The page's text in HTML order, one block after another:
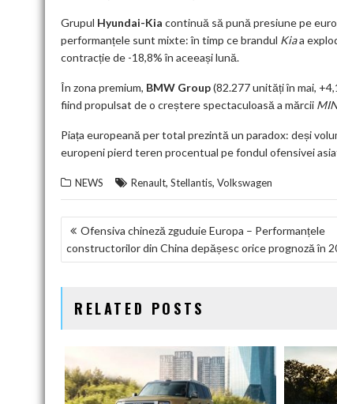
Grupul Hyundai-Kia continuă să pună presiune pe
performanțele sunt mixte: în timp ce brandul Kiaa
contracție de -18,8% în aceeași lună.
În zona premium, BMW Group(82.277 unități în mai,
fiind propulsat de o creștere spectaculoasă a mărcii
Piața europeană per total prezintă un paradox: deși
europeni pierd teren procentual pe fondul ofensivei
NEWS Renault, Stellantis, Volkswagen
NAVIGARE
ÎN
Ofensiva chineză zguduie Europa – Performanțele
constructorilor din China depășesc orice prognoză în
RELATED POSTS